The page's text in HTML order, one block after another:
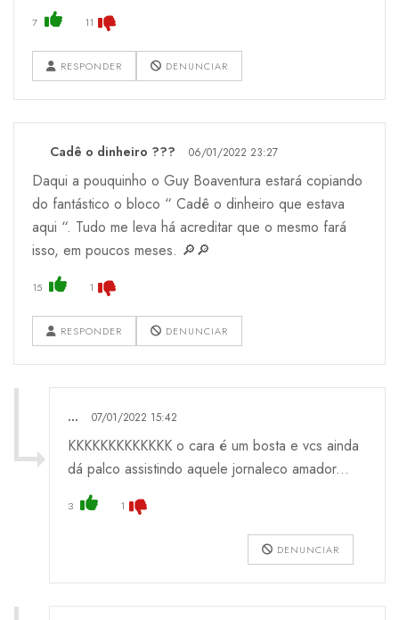
7 11
RESPONDER DENUNCIAR
Cadê o dinheiro ??? 06/01/2022 23:27
Daqui a pouquinho o Guy Boaventura estará copiando
do fantástico o bloco “ Cadê o dinheiro que estava
aqui “. Tudo me leva há acreditar que o mesmo fará
isso, em poucos meses. 🔎🔎
15 1
RESPONDER DENUNCIAR
... 07/01/2022 15:42
KKKKKKKKKKKKK o cara é um bosta e vcs ainda
dá palco assistindo aquele jornaleco amador...
3 1
DENUNCIAR